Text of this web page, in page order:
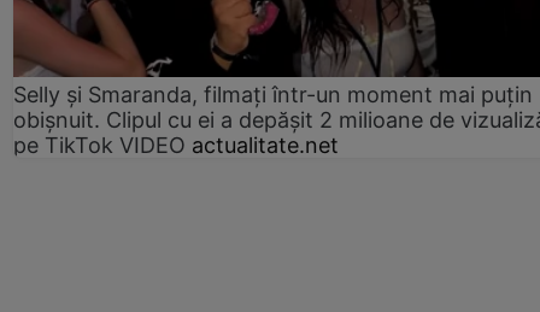
Selly și Smaranda, filmați într-un moment mai puțin
obișnuit. Clipul cu ei a depășit 2 milioane de
pe TikTok VIDEO actualitate.net